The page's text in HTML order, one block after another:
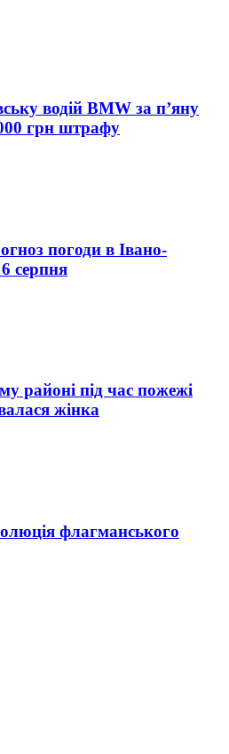
водій BMW за п’яну
грн штрафу
погоди в Івано-
серпня
районі під час пожежі
жінка
флагманського